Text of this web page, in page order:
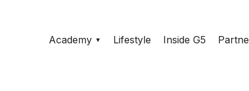
Academy Lifestyle Inside G5